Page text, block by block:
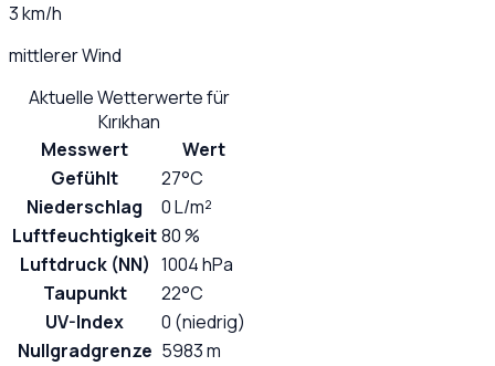
3 km/h
mittlerer Wind
Aktuelle Wetterwerte für
Kırıkhan
Messwert
Wert
Gefühlt
27°C
Niederschlag
0 L/m²
Luftfeuchtigkeit80 %
Luftdruck (NN) 1004 hPa
Taupunkt
22°C
UV-Index
0 (niedrig)
Nullgradgrenze 5983 m